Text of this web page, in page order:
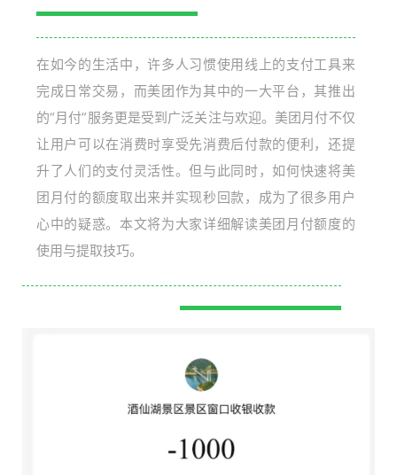
在如今的生活中，许多人习惯使用线上的支付工具来
完成日常交易，而美团作为其中的一大平台，其推出
的“月付”服务更是受到广泛关注与欢迎。美团月付不仅
让用户可以在消费时享受先消费后付款的便利，还提
升了人们的支付灵活性。但与此同时，如何快速将美
团月付的额度取出来并实现秒回款，成为了很多用户
心中的疑惑。本文将为大家详细解读美团月付额度的
使用与提取技巧。